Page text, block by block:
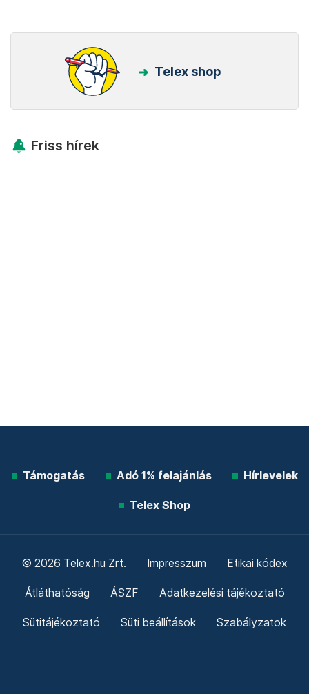
Telex shop
Friss hírek
Támogatás Adó 1% felajánlás Hírlevelek
Telex Shop
© 2026 Telex.hu Zrt. Impresszum Etikai kódex
Átláthatóság ÁSZF Adatkezelési tájékoztató
Sütitájékoztató Süti beállítások Szabályzatok